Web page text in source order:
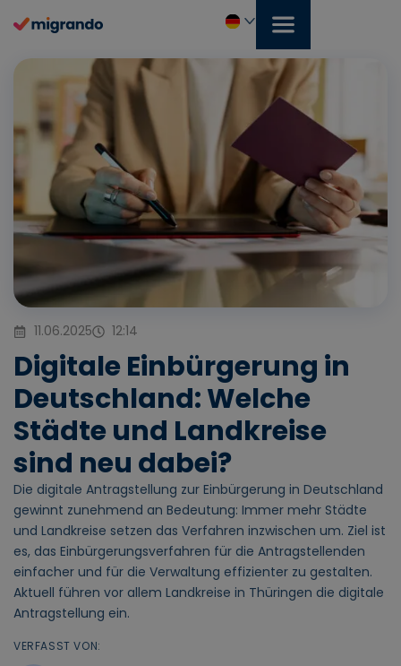
Inhalt
Deutsch
11.06.2025 12:14
Digitale Einbürgerung in
Deutschland: Welche
Städte und Landkreise
sind neu dabei?
Die digitale Antragstellung zur Einbürgerung in Deutschland
gewinnt zunehmend an Bedeutung: Immer mehr Städte
und Landkreise setzen das Verfahren inzwischen um. Ziel ist
es, das Einbürgerungsverfahren für die Antragstellenden
einfacher und für die Verwaltung effizienter zu gestalten.
Aktuell führen vor allem Landkreise in Thüringen die digitale
Antragstellung ein.
VERFASST VON: